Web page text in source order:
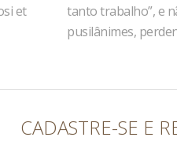
et
tanto trabalho”, e
pusilânimes,
CADASTRE-SE E